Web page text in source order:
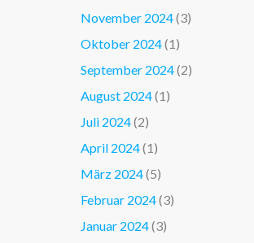
November 2024(3)
Oktober 2024(1)
September 2024(2)
August 2024(1)
Juli 2024(2)
April 2024(1)
März 2024(5)
Februar 2024(3)
Januar 2024(3)